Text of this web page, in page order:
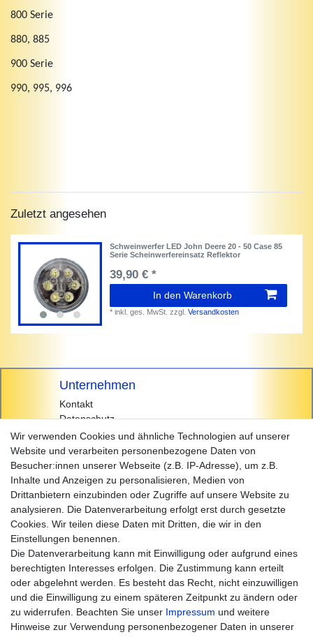
800 Serie
880, 885
900 Serie
990, 995, 996
Zuletzt angesehen
Schweinwerfer LED John Deere 20 - 50 Case 85
Serie Scheinwerfereinsatz Reflektor
39,90 € *
In den Warenkorb
*inkl. ges. MwSt. zzgl.Versandkosten
Unternehmen
Kontakt
Datenschutz
AGB
Impressum
Einkaufen
Zahlungsarten
Versandarten & -kosten
Widerrufsrecht
Warenkorb
Zur Kasse
Hilfe
Wir verwenden Cookies und ähnliche Technologien auf unserer
Website und verarbeiten personenbezogene Daten von
Besucher:innen unserer Webseite (z.B. IP-Adresse), um z.B.
Inhalte und Anzeigen zu personalisieren, Medien von
Drittanbietern einzubinden oder Zugriffe auf unsere Website zu
analysieren. Die Datenverarbeitung erfolgt erst durch gesetzte
Cookies. Wir teilen diese Daten mit Dritten, die wir in den
Einstellungen benennen.
Die Datenverarbeitung kann mit Einwilligung oder aufgrund eines
berechtigten Interesses erfolgen. Die Zustimmung kann erteilt
oder abgelehnt werden. Es besteht das Recht, nicht einzuwilligen
und die Einwilligung zu einem späteren Zeitpunkt zu ändern oder
zu widerrufen. Beachten Sie unser Impressum und weitere
Hinweise zur Verwendung personenbezogener Daten in unserer